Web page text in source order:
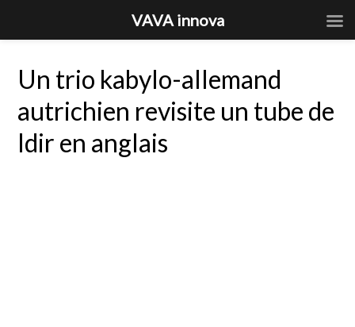
Un trio kabylo-allemand
autrichien revisite un tube de
Idir en anglais
VAVA innova